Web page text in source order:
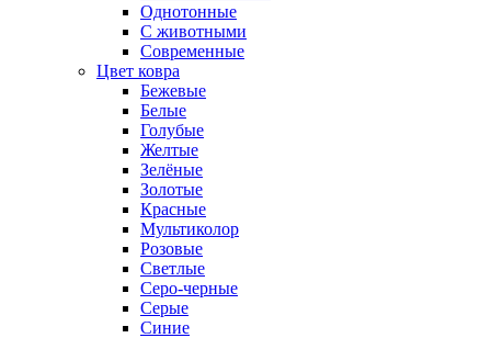
Однотонные
С животными
Современные
Цвет ковра
Бежевые
Белые
Голубые
Желтые
Зелёные
Золотые
Красные
Мультиколор
Розовые
Светлые
Серо-черные
Серые
Синие